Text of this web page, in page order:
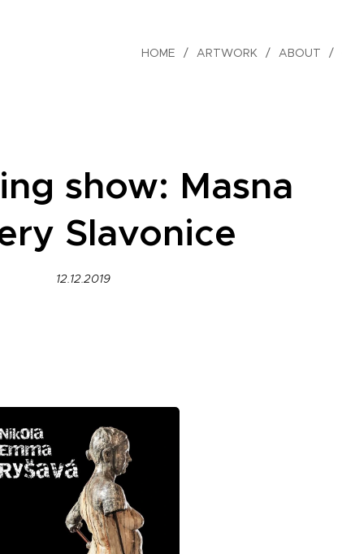
HOME ARTWORK ABOUT
show: Masna
Slavonice
12.12.2019